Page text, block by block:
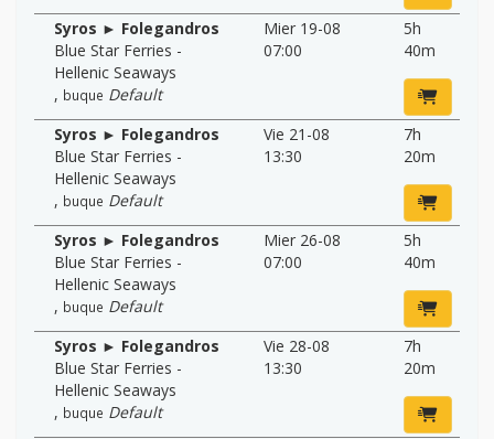
Syros ► Folegandros
Blue Star Ferries -
Hellenic Seaways
, buque Default
Mier 19-08
07:00
5h
40m
Syros ► Folegandros
Blue Star Ferries -
Hellenic Seaways
, buque Default
Vie 21-08
13:30
7h
20m
Syros ► Folegandros
Blue Star Ferries -
Hellenic Seaways
, buque Default
Mier 26-08
07:00
5h
40m
Syros ► Folegandros
Blue Star Ferries -
Hellenic Seaways
, buque Default
Vie 28-08
13:30
7h
20m